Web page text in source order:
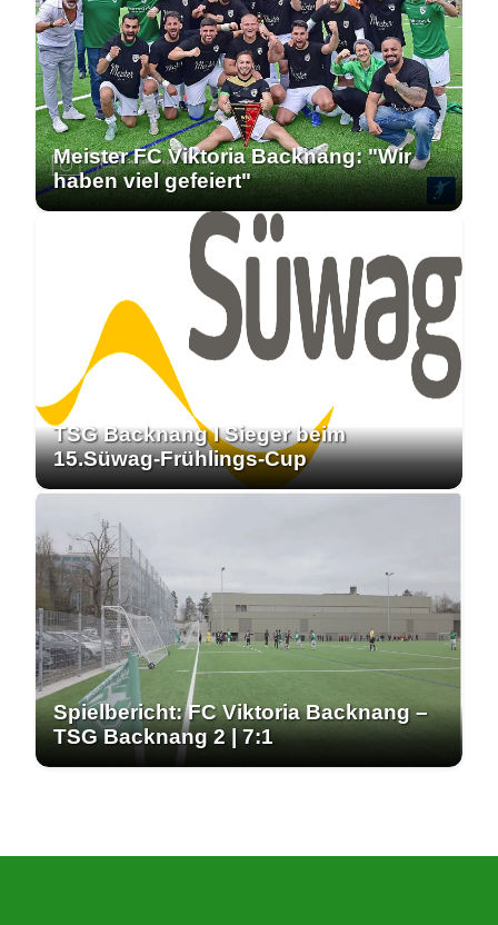
Meister FC Viktoria Backnang: "Wir
haben viel gefeiert"
TSG Backnang I Sieger beim
15.Süwag-Frühlings-Cup
Spielbericht: FC Viktoria Backnang –
TSG Backnang 2 | 7:1